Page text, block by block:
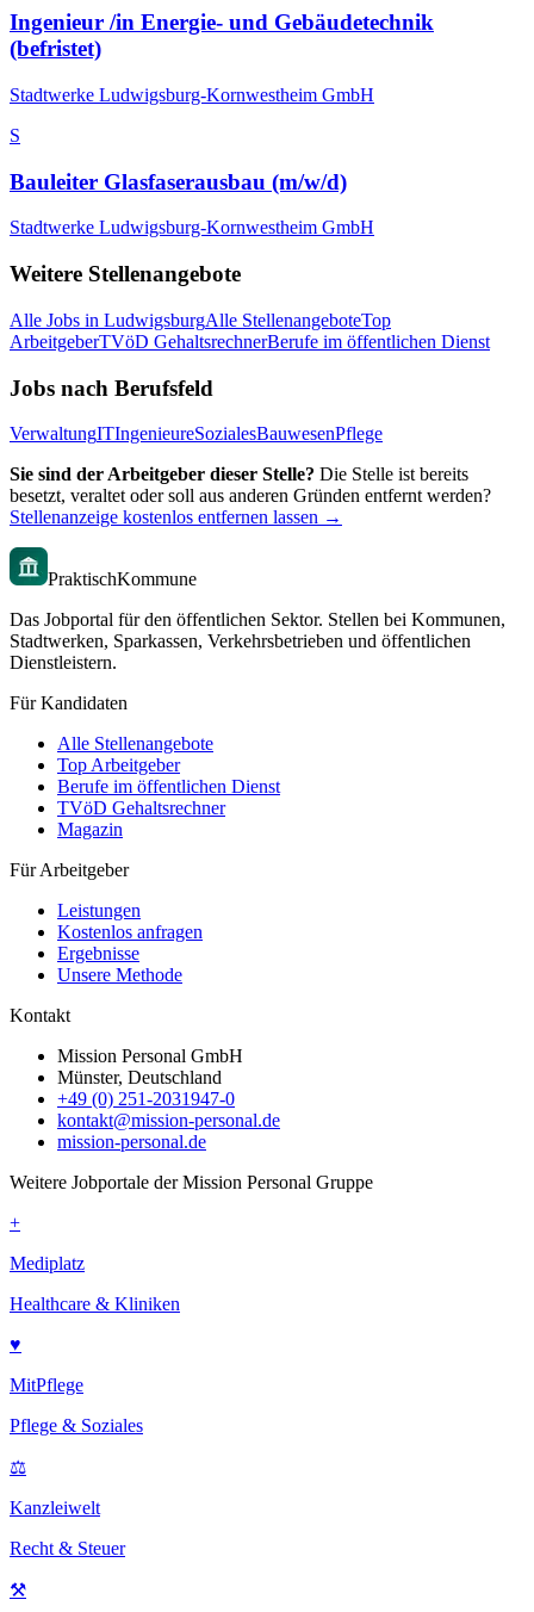
Ingenieur /in Energie- und Gebäudetechnik
(befristet)
Stadtwerke Ludwigsburg-Kornwestheim GmbH
S
Bauleiter Glasfaserausbau (m/w/d)
Stadtwerke Ludwigsburg-Kornwestheim GmbH
Weitere Stellenangebote
Alle Jobs in LudwigsburgAlle StellenangeboteTop
ArbeitgeberTVöD GehaltsrechnerBerufe im öffentlichen Dienst
Jobs nach Berufsfeld
VerwaltungITIngenieureSozialesBauwesenPflege
Sie sind der Arbeitgeber dieser Stelle? Die Stelle ist bereits
besetzt, veraltet oder soll aus anderen Gründen entfernt werden?
Stellenanzeige kostenlos entfernen lassen →
PraktischKommune
Das Jobportal für den öffentlichen Sektor. Stellen bei Kommunen,
Stadtwerken, Sparkassen, Verkehrsbetrieben und öffentlichen
Dienstleistern.
Für Kandidaten
Alle Stellenangebote
Top Arbeitgeber
Berufe im öffentlichen Dienst
TVöD Gehaltsrechner
Magazin
Für Arbeitgeber
Leistungen
Kostenlos anfragen
Ergebnisse
Unsere Methode
Kontakt
Mission Personal GmbH
Münster, Deutschland
+49 (0) 251-2031947-0
kontakt@mission-personal.de
mission-personal.de
Weitere Jobportale der Mission Personal Gruppe
+
Mediplatz
Healthcare & Kliniken
♥
MitPflege
Pflege & Soziales
⚖
Kanzleiwelt
Recht & Steuer
⚒